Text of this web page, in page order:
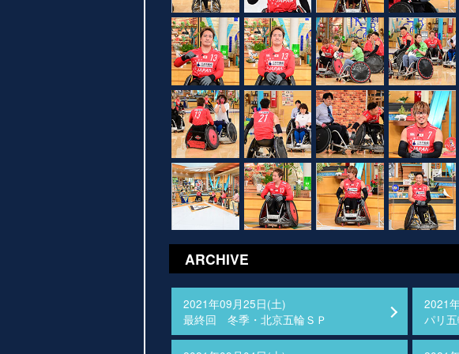
ARCHIVE
2021年09月25日(土)
最終回 冬季・北京五輪ＳＰ
2021
パリ